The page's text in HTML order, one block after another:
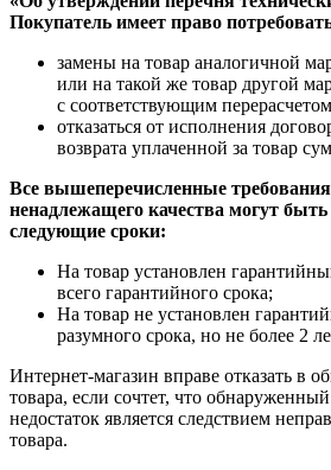
Покупатель имеет право
замены на товар аналогичной
или на такой же товар другой
с соответствующим
отказаться от исполнения
возврата уплаченной за товар
Все вышеперечисленные требования
ненадлежащего качества могут
следующие сроки:
На товар установлен
всего гарантийного срока;
На товар не установлен
разумного срока, но не более 2
Интернет-магазин вправе отказать в
товара, если сочтет, что
недостаток является следствием
товара.